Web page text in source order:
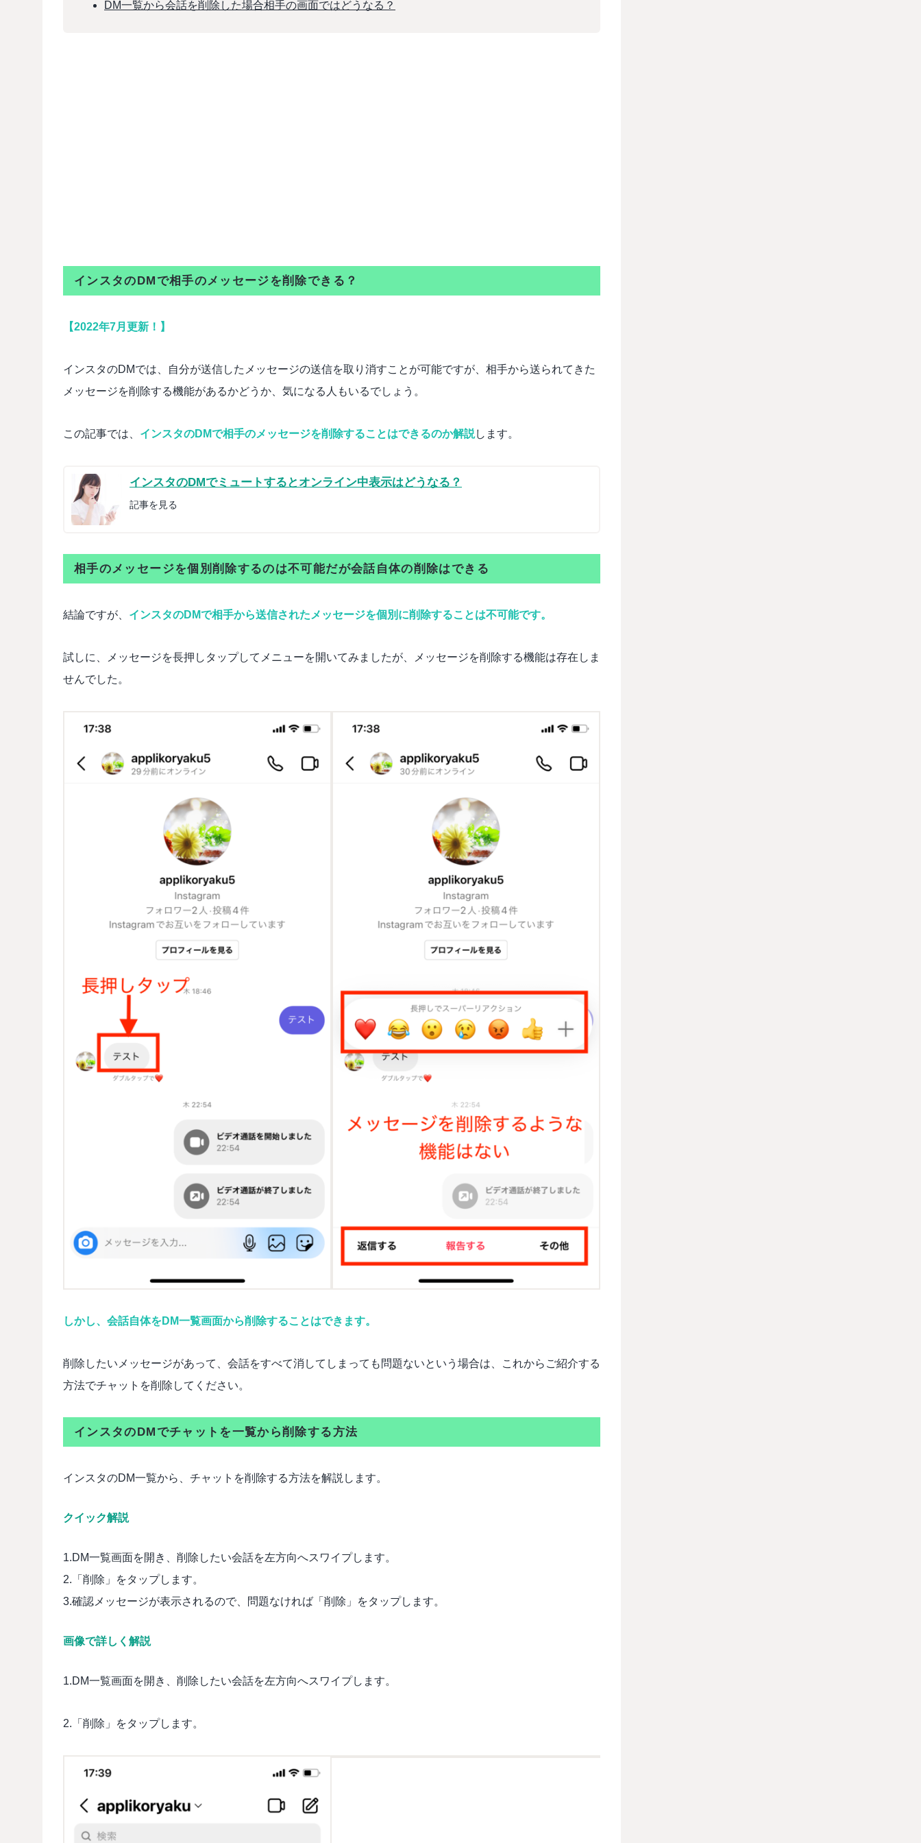
DM一覧から会話を削除した場合相手の画面ではどうなる？
インスタのDMで相手のメッセージを削除できる？
【2022年7月更新！】
インスタのDMでは、自分が送信したメッセージの送信を取り消すことが可能ですが、相手から送られてきた
メッセージを削除する機能があるかどうか、気になる人もいるでしょう。
この記事では、 インスタのDMで相手のメッセージを削除することはできるのか解説します。
インスタのDMでミュートするとオンライン中表示はどうなる？
記事を見る
相手のメッセージを個別削除するのは不可能だが会話自体の削除はできる
結論ですが、 インスタのDMで相手から送信されたメッセージを個別に削除することは不可能です。
試しに、メッセージを長押しタップしてメニューを開いてみましたが、メッセージを削除する機能は存在しま
せんでした。
しかし、会話自体をDM一覧画面から削除することはできます。
削除したいメッセージがあって、会話をすべて消してしまっても問題ないという場合は、これからご紹介する
方法でチャットを削除してください。
インスタのDMでチャットを一覧から削除する方法
インスタのDM一覧から、チャットを削除する方法を解説します。
クイック解説
1.DM一覧画面を開き、削除したい会話を左方向へスワイプします。
2.「削除」をタップします。
3.確認メッセージが表示されるので、問題なければ「削除」をタップします。
画像で詳しく解説
1.DM一覧画面を開き、削除したい会話を左方向へスワイプします。
2.「削除」をタップします。